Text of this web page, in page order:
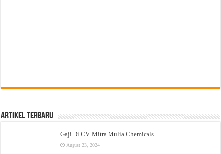
Artikel Terbaru
Gaji Di CV. Mitra Mulia Chemicals
August 23, 2024